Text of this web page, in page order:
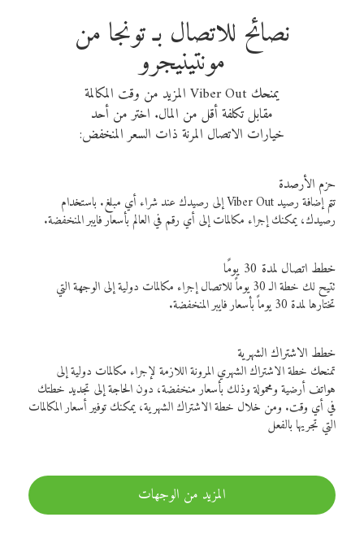
نصائح للاتصال بـ تونجا من
مونتينيجرو
يمنحك Viber Out المزيد من وقت المكالمة
مقابل تكلفة أقل من المال. اختر من أحد
خيارات الاتصال المرنة ذات السعر المنخفض:
حزم الأرصدة
تتم إضافة رصيد Viber Out إلى رصيدك عند شراء أي مبلغ. باستخدام
رصيدك، يمكنك إجراء مكالمات إلى أي رقم في العالم بأسعار فايبر المنخفضة.
خطط اتصال لمدة 30 يومًا
تتيح لك خطة الـ 30 يوماً للاتصال إجراء مكالمات دولية إلى الوجهة التي
تختارها لمدة 30 يوماً بأسعار فايبر المنخفضة.
خطط الاشتراك الشهرية
تمنحك خطة الاشتراك الشهري المرونة اللازمة لإجراء مكالمات دولية إلى
هواتف أرضية ومحمولة وذلك بأسعار منخفضة، دون الحاجة إلى تجديد خطتك
في أي وقت. ومن خلال خطة الاشتراك الشهرية، يمكنك توفير أسعار المكالمات
التي تجريها بالفعل
المزيد من الوجهات